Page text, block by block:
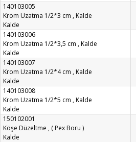
140103005
Krom Uzatma 1/2*3 cm , Kalde
Kalde
140103006
Krom Uzatma 1/2*3,5 cm , Kalde
Kalde
140103007
Krom Uzatma 1/2*4 cm , Kalde
Kalde
140103008
Krom Uzatma 1/2*5 cm , Kalde
Kalde
150102001
Köşe Düzeltme , ( Pex Boru )
Kalde